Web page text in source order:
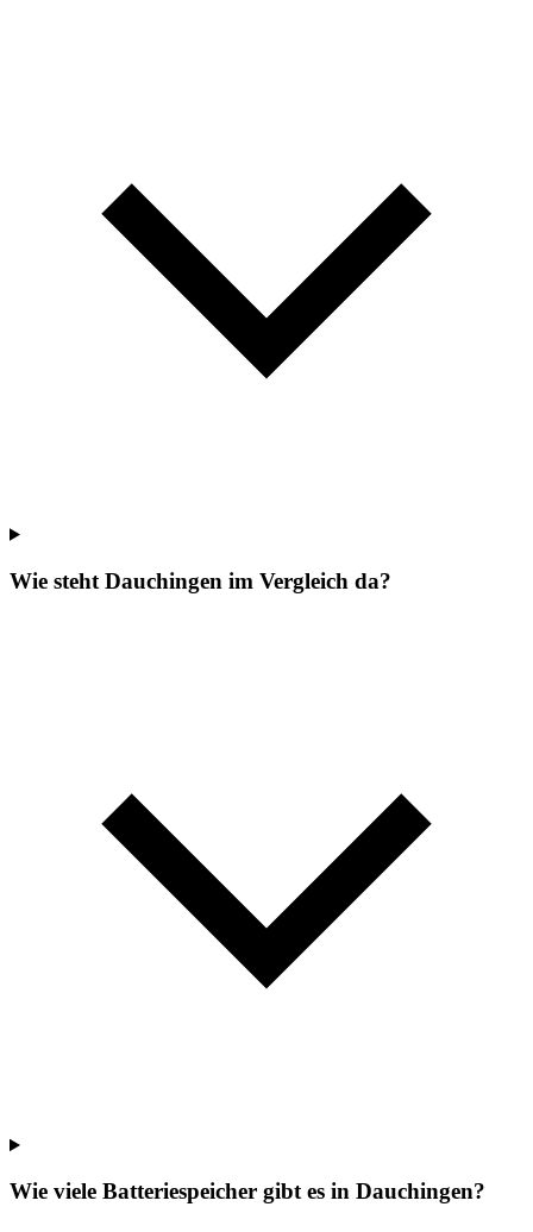
Wie steht Dauchingen im Vergleich da?
Wie viele Batteriespeicher gibt es in Dauchingen?